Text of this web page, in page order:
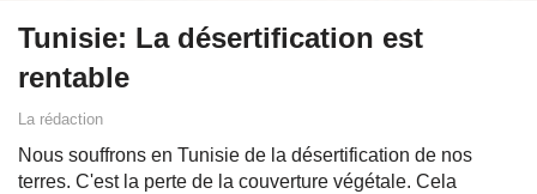
Tunisie: La désertification est
rentable
La rédaction
Nous souffrons en Tunisie de la désertification de nos
terres. C'est la perte de la couverture végétale. Cela